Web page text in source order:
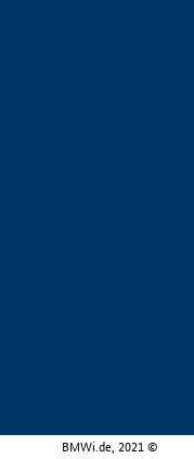
BMWi.de, 2021 ©